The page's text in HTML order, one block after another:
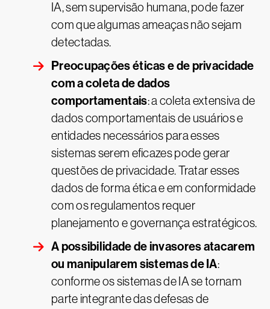
IA, sem supervisão humana, pode fazer
com que algumas ameaças não sejam
detectadas.
Preocupações éticas e de privacidade
com a coleta de dados
comportamentais: a coleta extensiva de
dados comportamentais de usuários e
entidades necessários para esses
sistemas serem eficazes pode gerar
questões de privacidade. Tratar esses
dados de forma ética e em conformidade
com os regulamentos requer
planejamento e governança estratégicos.
A possibilidade de invasores atacarem
ou manipularem sistemas de IA:
conforme os sistemas de IA se tornam
parte integrante das defesas de